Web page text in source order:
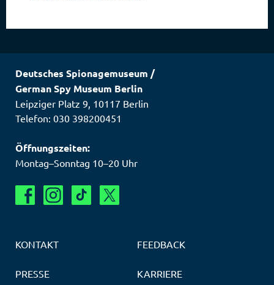
Deutsches Spionagemuseum /
German Spy Museum Berlin
Leipziger Platz 9, 10117 Berlin
Telefon: 030 398200451
Öffnungszeiten:
Montag–Sonntag 10–20 Uhr
KONTAKT FEEDBACK
PRESSE KARRIERE